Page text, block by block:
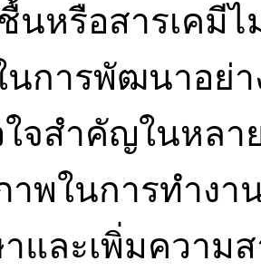
นหรือสารเคมี
นการพัฒนาอย่
ใจสำคัญในหลา
าพในการทำง
และเพิ่มความ